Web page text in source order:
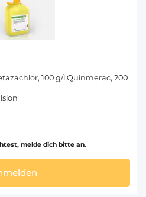
100 g/l Quinmerac, 200
melde dich bitte an.